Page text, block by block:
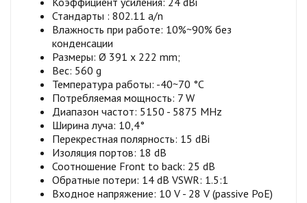
Стандарты : 802.11 a/n
Влажность при работе: 10%~90% без
конденсации
Размеры: Ø 391 x 222 mm;
Вес: 560 g
Температура работы: -40~70 °C
Потребляемая мощность: 7 W
Диапазон частот: 5150 - 5875 MHz
Ширина луча: 10,4°
Перекрестная полярность: 15 dBi
Изоляция портов: 18 dB
Соотношение Front to back: 25 dB
Обратные потери: 14 dB VSWR: 1.5:1
Входное напряжение: 10 V - 28 V (passive PoE)